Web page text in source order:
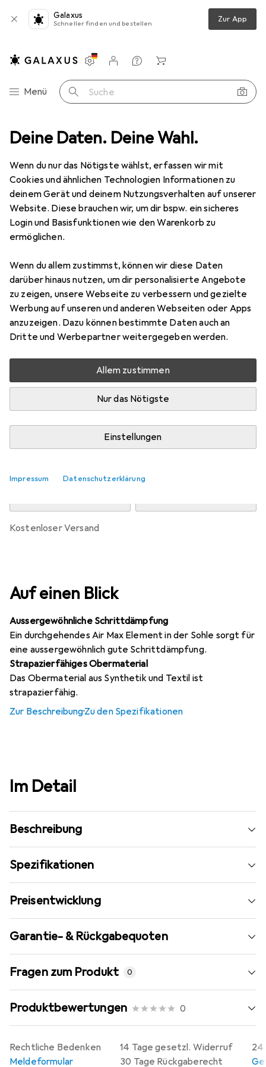
Deine Daten. Deine Wahl.
Wenn du nur das Nötigste wählst, erfassen wir mit
Cookies und ähnlichen Technologien Informationen zu
deinem Gerät und deinem Nutzungsverhalten auf unserer
Website. Diese brauchen wir, um dir bspw. ein sicheres
Login und Basisfunktionen wie den Warenkorb zu
ermöglichen.
Wenn du allem zustimmst, können wir diese Daten
darüber hinaus nutzen, um dir personalisierte Angebote
zu zeigen, unsere Webseite zu verbessern und gezielte
Werbung auf unseren und anderen Webseiten oder Apps
anzuzeigen. Dazu können bestimmte Daten auch an
Dritte und Werbepartner weitergegeben werden.
Allem zustimmen
Nur das Nötigste
Einstellungen
Impressum Datenschutzerklärung
Galaxus
Schneller finden und bestellen Zur App
Navigation nach Kategorien
Menü Suche
Einstellungen
Kundenkonto
Vergleichslisten
Merklisten
Warenkorb
Alles in Mode Schuhe Sneakers Nike Air Max 97 (GS)
8 Bilder
NikeAir Max 97 (GS)
Preis in EUR inkl. MwSt.
EUR
206,24
Bewertungen Marke
Mehr von Nike
Zwischen Do, 13.8. und Mo, 17.8. geliefert
Nur 2 Stück an Lager beim Drittanbieter
Lieferort angeben für genaue Lieferzeit
FR
kostenloser Versand
Auf einen Blick
Aussergewöhnliche Schrittdämpfung
Ein durchgehendes Air Max Element in der Sohle sorgt für
eine aussergewöhnlich gute Schrittdämpfung.
Strapazierfähiges Obermaterial
Das Obermaterial aus Synthetik und Textil ist
strapazierfähig.
Zur Beschreibung·Zu den Spezifikationen
Im Detail
Beschreibung
Spezifikationen
Preisentwicklung
Garantie- & Rückgabequoten
Fragen zum Produkt 0
Produktbewertungen 0
14 Tage gesetzl. Widerruf
30 Tage Rückgaberecht
24
Rechtliche Bedenken
Meldeformular